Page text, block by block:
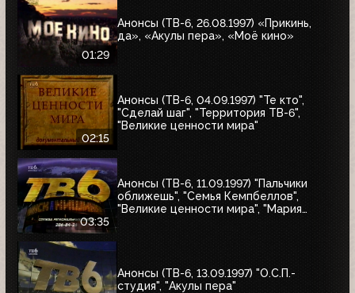
01:29
Анонсы (ТВ-6, 26.08.1997) «Прикинь,
да», «Акулы пера», «Моё кино»
02:15
Анонсы (ТВ-6, 04.09.1997) "Те кто",
"Сделай шаг", "Территория ТВ-6",
"Великие ценности мира"
03:35
Анонсы (ТВ-6, 11.09.1997) "Пальчики
оближешь", "Семья Кемпбеллов",
"Великие ценности мира", "Мария
Анонсы (ТВ-6, 13.09.1997) "О.С.П.-
студия", "Акулы пера"